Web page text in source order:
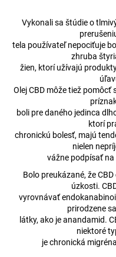
Vykonali sa štúdie o
tela používateľ nepociťuje
zhruba
žien, ktorí užívajú
Olej CBD môže tiež
boli pre daného jedinca
ktorí
chronickú bolesť, majú
nielen
vážne podpísať
Bolo preukázané, že
úzkosti.
vyrovnávať
prirodzene
látky, ako je anandamid.
niektoré
je chronická